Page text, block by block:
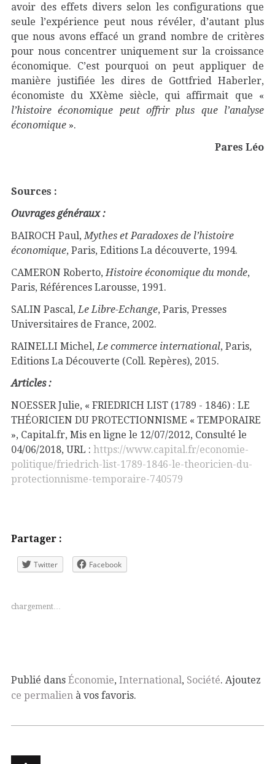
avoir des effets divers selon les configurations que
seule l’expérience peut nous révéler, d’autant plus
que nous avons effacé un grand nombre de critères
pour nous concentrer uniquement sur la croissance
économique. C’est pourquoi on peut appliquer de
manière justifiée les dires de Gottfried Haberler,
économiste du XXème siècle, qui affirmait que «
l’histoire économique peut offrir plus que l’analyse
économique ».
Pares Léo
Sources :
Ouvrages généraux :
BAIROCH Paul, Mythes et Paradoxes de l’histoire
économique, Paris, Editions La découverte, 1994.
CAMERON Roberto, Histoire économique du monde,
Paris, Références Larousse, 1991.
SALIN Pascal, Le Libre-Echange, Paris, Presses
Universitaires de France, 2002.
RAINELLI Michel, Le commerce international, Paris,
Editions La Découverte (Coll. Repères), 2015.
Articles :
NOESSER Julie, « FRIEDRICH LIST (1789 - 1846) : LE
THÉORICIEN DU PROTECTIONNISME « TEMPORAIRE
», Capital.fr, Mis en ligne le 12/07/2012, Consulté le
04/06/2018, URL : https://www.capital.fr/economie-
politique/friedrich-list-1789-1846-le-theoricien-du-
protectionnisme-temporaire-740579
Partager :
Twitter Facebook
chargement…
Publié dans Économie, International , Société. Ajoutez
ce permalien à vos favoris.